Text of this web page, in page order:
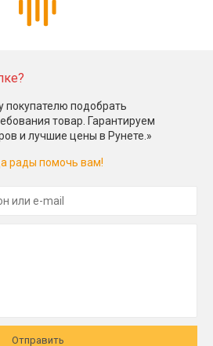
подобрать
товар. Гарантируем
и лучшие цены в Рунете.»
рады помочь вам!
Отправить